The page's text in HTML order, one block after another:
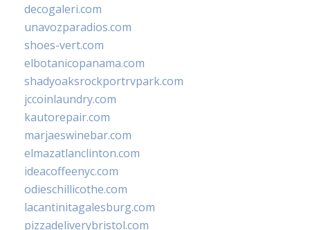
decogaleri.com
unavozparadios.com
shoes-vert.com
elbotanicopanama.com
shadyoaksrockportrvpark.com
jccoinlaundry.com
kautorepair.com
marjaeswinebar.com
elmazatlanclinton.com
ideacoffeenyc.com
odieschillicothe.com
lacantinitagalesburg.com
pizzadeliverybristol.com